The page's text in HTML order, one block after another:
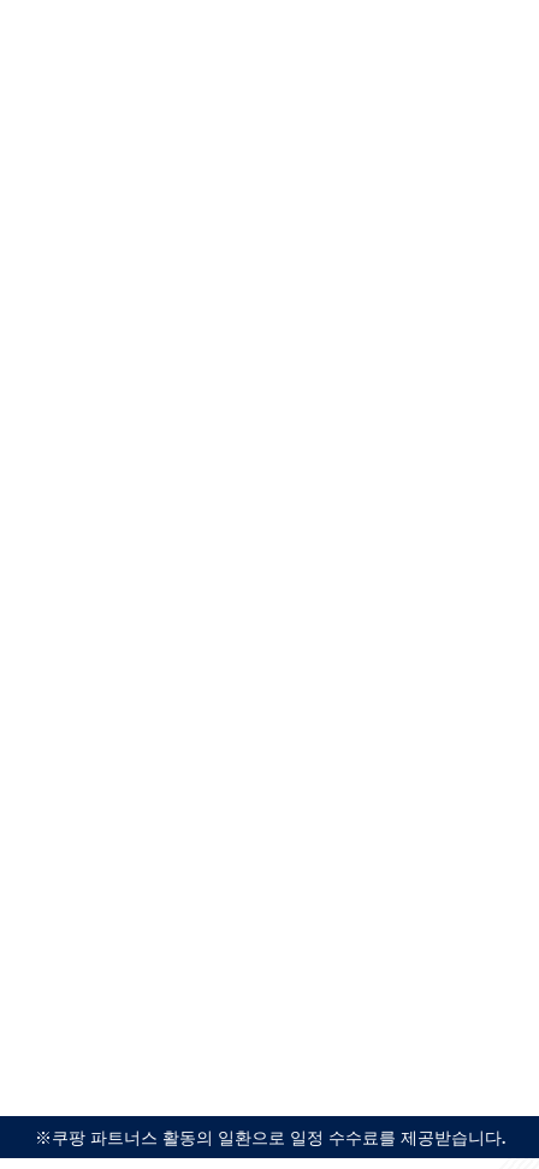
※쿠팡 파트너스 활동의 일환으로 일정 수수료를 제공받습니다.